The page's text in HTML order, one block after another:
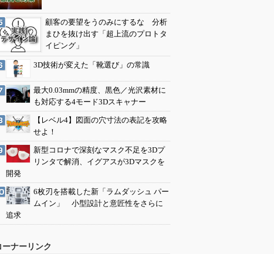
顧客の要望をうのみにするな 分析
まひを抜け出す「超上流のプロトタ
イピング」
3D技術が変えた「靴選び」の常識
最大0.03mmの精度、黒色／光沢素材に
も対応する4モード3Dスキャナー
【レベル4】図面の穴寸法の表記を攻略
せよ！
新型コロナで深刻なマスク不足を3Dプ
リンタで解消、イグアスが3Dマスクを
開発
6枚刃を搭載した新「ラムダッシュ パー
ムイン」 小型設計と意匠性をさらに
追求
ーナーリンク